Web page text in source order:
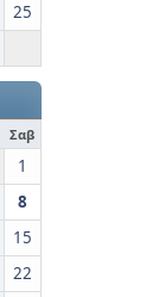
25
Σαβ
1
8
15
22